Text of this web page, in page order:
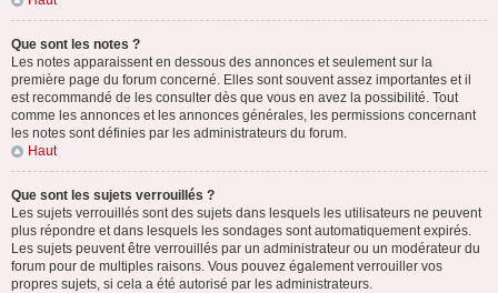
Que sont les notes ?
Les notes apparaissent en dessous des annonces et seulement sur la
première page du forum concerné. Elles sont souvent assez importantes et il
est recommandé de les consulter dès que vous en avez la possibilité. Tout
comme les annonces et les annonces générales, les permissions concernant
les notes sont définies par les administrateurs du forum.
Haut
Que sont les sujets verrouillés ?
Les sujets verrouillés sont des sujets dans lesquels les utilisateurs ne peuvent
plus répondre et dans lesquels les sondages sont automatiquement expirés.
Les sujets peuvent être verrouillés par un administrateur ou un modérateur du
forum pour de multiples raisons. Vous pouvez également verrouiller vos
propres sujets, si cela a été autorisé par les administrateurs.